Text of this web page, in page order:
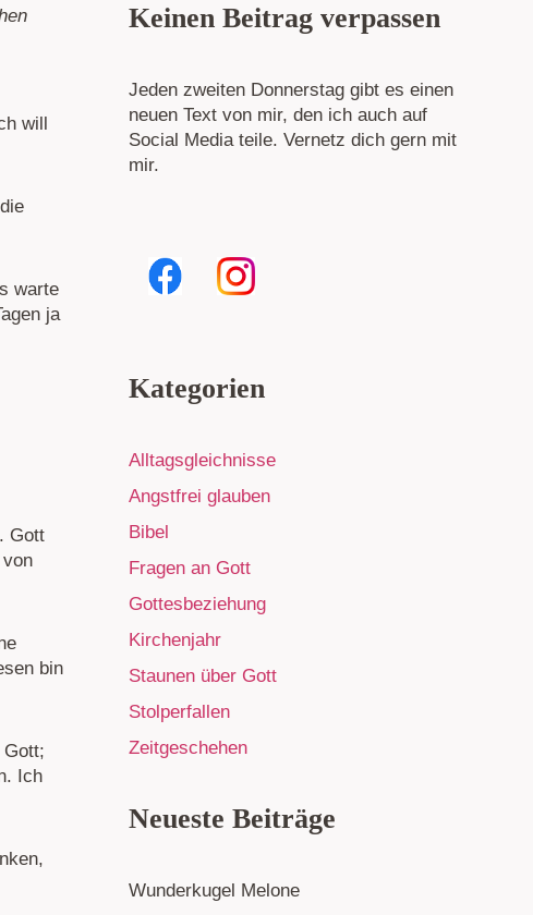
will
warte
ja
Gott
bin
Ich
Keinen Beitrag verpassen
Jeden zweiten Donnerstag gibt es einen
neuen Text von mir, den ich auch auf
Social Media teile. Vernetz dich gern mit
mir.
Kategorien
Alltagsgleichnisse
Angstfrei glauben
Bibel
Fragen an Gott
Gottesbeziehung
Kirchenjahr
Staunen über Gott
Stolperfallen
Zeitgeschehen
Neueste Beiträge
Wunderkugel Melone